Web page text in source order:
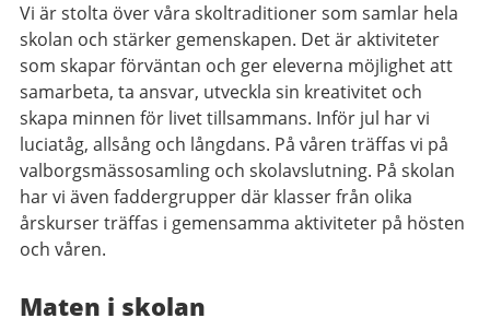
Vi är stolta över våra skoltraditioner som samlar hela
skolan och stärker gemenskapen. Det är aktiviteter
som skapar förväntan och ger eleverna möjlighet att
samarbeta, ta ansvar, utveckla sin kreativitet och
skapa minnen för livet tillsammans. Inför jul har vi
luciatåg, allsång och långdans. På våren träffas vi på
valborgsmässosamling och skolavslutning. På skolan
har vi även faddergrupper där klasser från olika
årskurser träffas i gemensamma aktiviteter på hösten
och våren.
Maten i skolan